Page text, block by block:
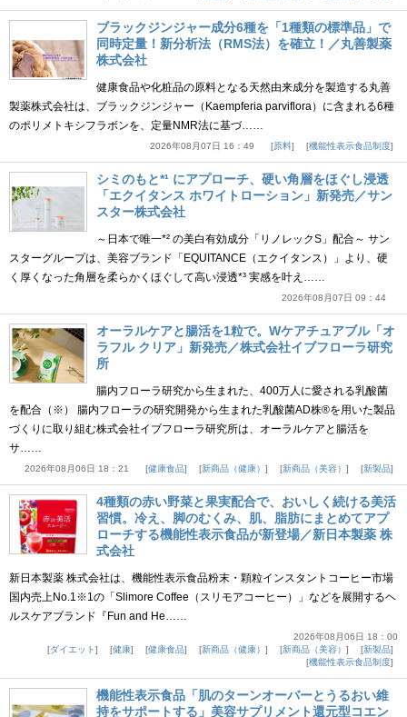
ブラックジンジャー成分6種を「1種類の標準品」で
同時定量！新分析法（RMS法）を確立！／丸善製薬
株式会社
健康食品や化粧品の原料となる天然由来成分を製造する丸善
製薬株式会社は、ブラックジンジャー（Kaempferia parviflora）に含まれる6種
のポリメトキシフラボンを、定量NMR法に基づ……
2026年08月07日 16：49 原料 機能性表示食品制度
シミのもと*¹ にアプローチ、硬い角層をほぐし浸透
「エクイタンス ホワイトローション」新発売／サン
スター株式会社
～日本で唯一*² の美白有効成分「リノレックS」配合～ サン
スターグループは、美容ブランド「EQUITANCE（エクイタンス）」より、硬
く厚くなった角層を柔らかくほぐして高い浸透*³ 実感を叶え……
2026年08月07日 09：44
オーラルケアと腸活を1粒で。Wケアチュアブル「オ
ラフル クリア」新発売／株式会社イブフローラ研究
所
腸内フローラ研究から生まれた、400万人に愛される乳酸菌
を配合（※） 腸内フローラの研究開発から生まれた乳酸菌AD株®を用いた製品
づくりに取り組む株式会社イブフローラ研究所は、オーラルケアと腸活を
サ……
2026年08月06日 18：21 健康食品 新商品（健康） 新商品（美容） 新製品
4種類の赤い野菜と果実配合で、おいしく続ける美活
習慣。冷え、脚のむくみ、肌、脂肪にまとめてアプ
ローチする機能性表示食品が新登場／新日本製薬 株
式会社
新日本製薬 株式会社は、機能性表示食品粉末・顆粒インスタントコーヒー市場
国内売上No.1※1の「Slimore Coffee（スリモアコーヒー）」などを展開するヘ
ルスケアブランド『Fun and He……
2026年08月06日 18：00
ダイエット
健康 健康食品 新商品（健康） 新商品（美容）
新製品
機能性表示食品制度
機能性表示食品「肌のターンオーバーとうるおい維
持をサポートする」美容サプリメント還元型コエン